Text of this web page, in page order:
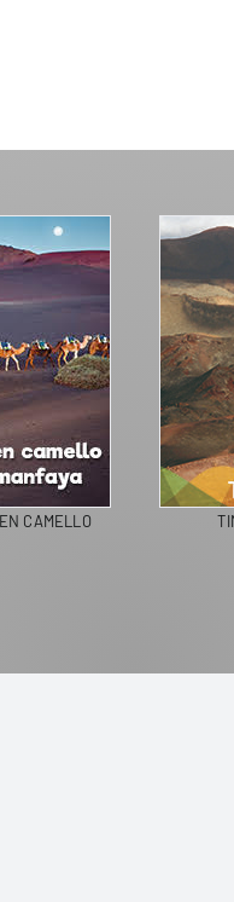
PASEOS EN CAMELLO